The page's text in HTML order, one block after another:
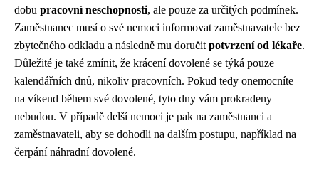
dobu pracovní neschopnosti, ale pouze za určitých podmínek.
Zaměstnanec musí o své nemoci informovat zaměstnavatele bez
zbytečného odkladu a následně mu doručit potvrzení od lékaře.
Důležité je také zmínit, že krácení dovolené se týká pouze
kalendářních dnů, nikoliv pracovních. Pokud tedy onemocníte
na víkend během své dovolené, tyto dny vám prokradeny
nebudou. V případě delší nemoci je pak na zaměstnanci a
zaměstnavateli, aby se dohodli na dalším postupu, například na
čerpání náhradní dovolené.